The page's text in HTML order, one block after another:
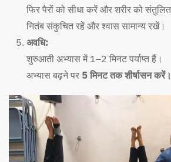
फिर पैरों को सीधा करें और शरीर को
नितंब संकुचित रहें और श्वास सामान्य रखें।
अवधि:
शुरुआती अभ्यास में 1–2 मिनट पर्याप्त हैं।
अभ्यास बढ़ने पर 5 मिनट तक शीर्षासन करें।